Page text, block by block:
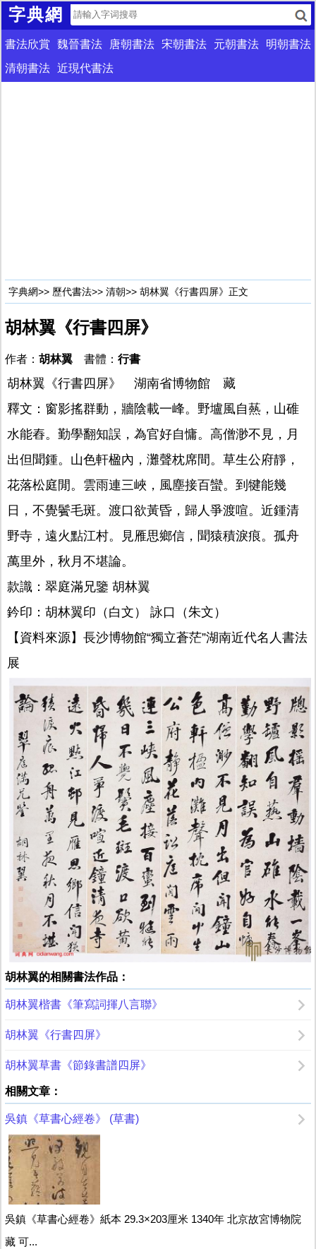
字典網
書法欣賞 魏晉書法 唐朝書法 宋朝書法 元朝書法
明朝書法
清朝書法 近現代書法
字典網>> 歷代書法>> 清朝>> 胡林翼《行書四屏》正文
胡林翼《行書四屏》
作者： 胡林翼 書體： 行書
胡林翼《行書四屏》 湖南省博物館 藏
釋文：窗影搖群動，牆陰載一峰。野壚風自爇，山碓
水能舂。勤學翻知誤，為官好自慵。高僧渺不見，月
出但聞鍾。山色軒楹內，灘聲枕席間。草生公府靜，
花落松庭閒。雲雨連三峽，風塵接百蠻。到犍能幾
日，不覺鬢毛斑。渡口欲黃昏，歸人爭渡喧。近鍾清
野寺，遠火點江村。見雁思鄉信，聞猿積淚痕。孤舟
萬里外，秋月不堪論。
款識：翠庭滿兄鑒 胡林翼
鈐印：胡林翼印（白文） 詠口（朱文）
【資料來源】長沙博物館“獨立蒼茫”湖南近代名人書法
展
胡林翼的相關書法作品：
胡林翼楷書《筆寫詞揮八言聯》
胡林翼《行書四屏》
胡林翼草書《節錄書譜四屏》
相關文章：
吳鎮《草書心經卷》 (草書)
吳鎮《草書心經卷》紙本 29.3×203厘米 1340年 北京故宮博物院
藏 可...